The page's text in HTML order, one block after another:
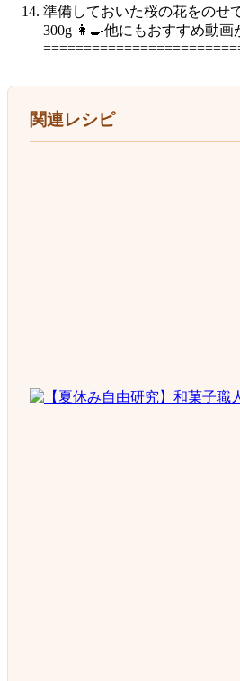
準備しておいた桜の花をのせ
300g 👩‍🍳他にもおすすめ動画
関連レシピ